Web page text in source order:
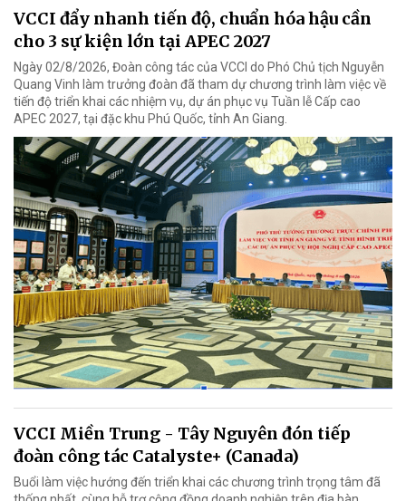
VCCI đẩy nhanh tiến độ, chuẩn hóa hậu cần
cho 3 sự kiện lớn tại APEC 2027
Ngày 02/8/2026, Đoàn công tác của VCCI do Phó Chủ tịch Nguyễn
Quang Vinh làm trưởng đoàn đã tham dự chương trình làm việc về
tiến độ triển khai các nhiệm vụ, dự án phục vụ Tuần lễ Cấp cao
APEC 2027, tại đặc khu Phú Quốc, tỉnh An Giang.
VCCI Miền Trung - Tây Nguyên đón tiếp
đoàn công tác Catalyste+ (Canada)
Buổi làm việc hướng đến triển khai các chương trình trọng tâm đã